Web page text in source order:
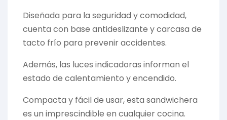
Diseñada para la seguridad y comodidad,
cuenta con base antideslizante y carcasa de
tacto frío para prevenir accidentes.
Además, las luces indicadoras informan el
estado de calentamiento y encendido.
Compacta y fácil de usar, esta sandwichera
es un imprescindible en cualquier cocina.